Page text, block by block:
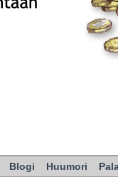
Blogi Huumori